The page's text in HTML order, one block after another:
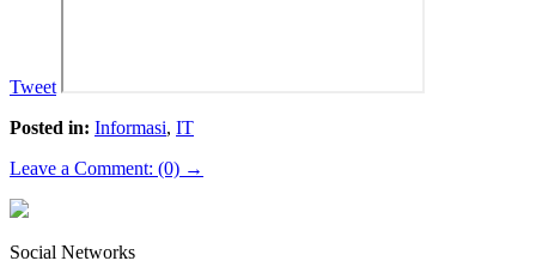
Tweet
Posted in: Informasi, IT
Leave a Comment: (0) →
Social Networks